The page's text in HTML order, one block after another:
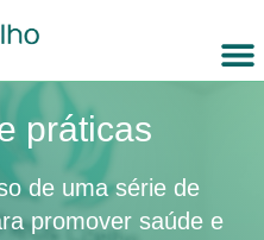
práticas
de uma série de
promover saúde e